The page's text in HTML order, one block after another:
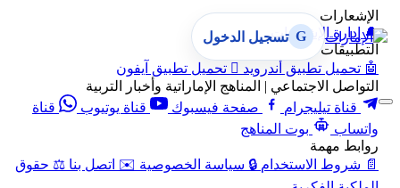
الإشعارات
🔔 إدارة الإشعارات
التطبيقات
🤖 تحميل تطبيق أندرويد  تحميل تطبيق آيفون
التواصل الاجتماعي | المناهج الإماراتية وأخبار التربية
قناة تيليجرام
صفحة فيسبوك قناة يوتيوب
قناة
واتساب
بوت المناهج
روابط مهمة
📄 شروط الاستخدام 🔒 سياسة الخصوصية ✉️ اتصل بنا ⚖️ حقوق
G تسجيل الدخول